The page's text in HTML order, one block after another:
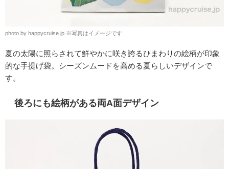
photo by happycruise.jp ※写真はイメージです
夏の太陽に照らされて鮮やかに咲き誇るひまわりの絵柄が印象
的な手提げ袋。シーズンムードを高める夏らしいデザインで
す。
後ろにも絵柄がある両A面デザイン